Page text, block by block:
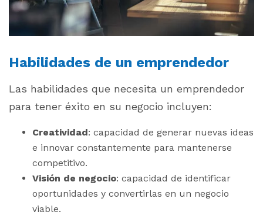
Habilidades de un emprendedor
Las habilidades que necesita un emprendedor
para tener éxito en su negocio incluyen:
Creatividad: capacidad de generar nuevas ideas
e innovar constantemente para mantenerse
competitivo.
Visión de negocio: capacidad de identificar
oportunidades y convertirlas en un negocio
viable.